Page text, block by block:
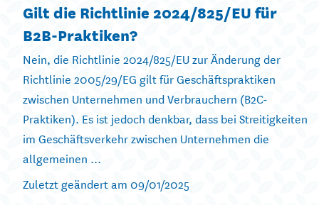
Gilt die Richtlinie 2024/825/EU für
B2B-Praktiken?
Nein, die Richtlinie 2024/825/EU zur Änderung der
Richtlinie 2005/29/EG gilt für Geschäftspraktiken
zwischen Unternehmen und Verbrauchern (B2C-
Praktiken). Es ist jedoch denkbar, dass bei Streitigkeiten
im Geschäftsverkehr zwischen Unternehmen die
allgemeinen ...
Zuletzt geändert am 09/01/2025